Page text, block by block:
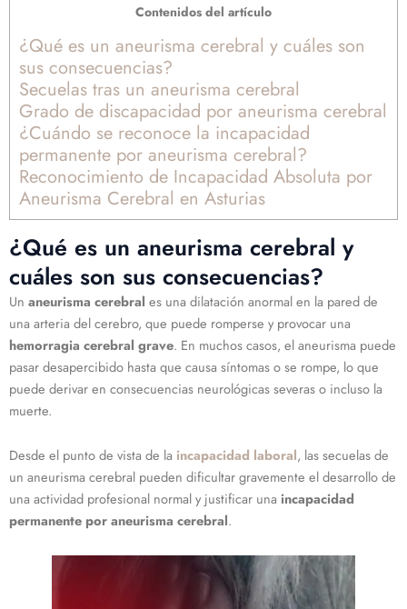
Contenidos del artículo
¿Qué es un aneurisma cerebral y cuáles son
sus consecuencias?
Secuelas tras un aneurisma cerebral
Grado de discapacidad por aneurisma cerebral
¿Cuándo se reconoce la incapacidad
permanente por aneurisma cerebral?
Reconocimiento de Incapacidad Absoluta por
Aneurisma Cerebral en Asturias
¿Qué es un aneurisma cerebral y
cuáles son sus consecuencias?
Un aneurisma cerebral es una dilatación anormal en la pared de
una arteria del cerebro, que puede romperse y provocar una
hemorragia cerebral grave. En muchos casos, el aneurisma puede
pasar desapercibido hasta que causa síntomas o se rompe, lo que
puede derivar en consecuencias neurológicas severas o incluso la
muerte.
Desde el punto de vista de la incapacidad laboral, las secuelas de
un aneurisma cerebral pueden dificultar gravemente el desarrollo de
una actividad profesional normal y justificar una incapacidad
permanente por aneurisma cerebral.